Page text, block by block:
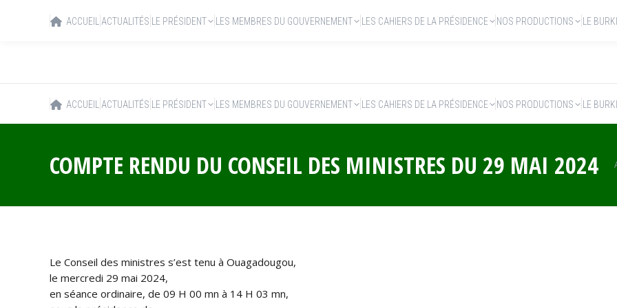
ACCUEIL ACTUALITÉS LE PRÉSIDENT LES MEMBRES DU GOUVERNEMENT LES CAHIERS DE LA PRÉSIDENCE NOS PRODUCTIONS LE
COMPTE RENDU DU CONSEIL DES MINISTRES DU 29 MAI 2024
Le Conseil des ministres s’est tenu à Ouagadougou,
le mercredi 29 mai 2024,
en séance ordinaire, de 09 H 00 mn à 14 H 03 mn,
ACCUEIL ACTUALITÉS LE PRÉSIDENT LES MEMBRES DU GOUVERNEMENT LES CAHIERS DE LA PRÉSIDENCE NOS PRODUCTIONS LE